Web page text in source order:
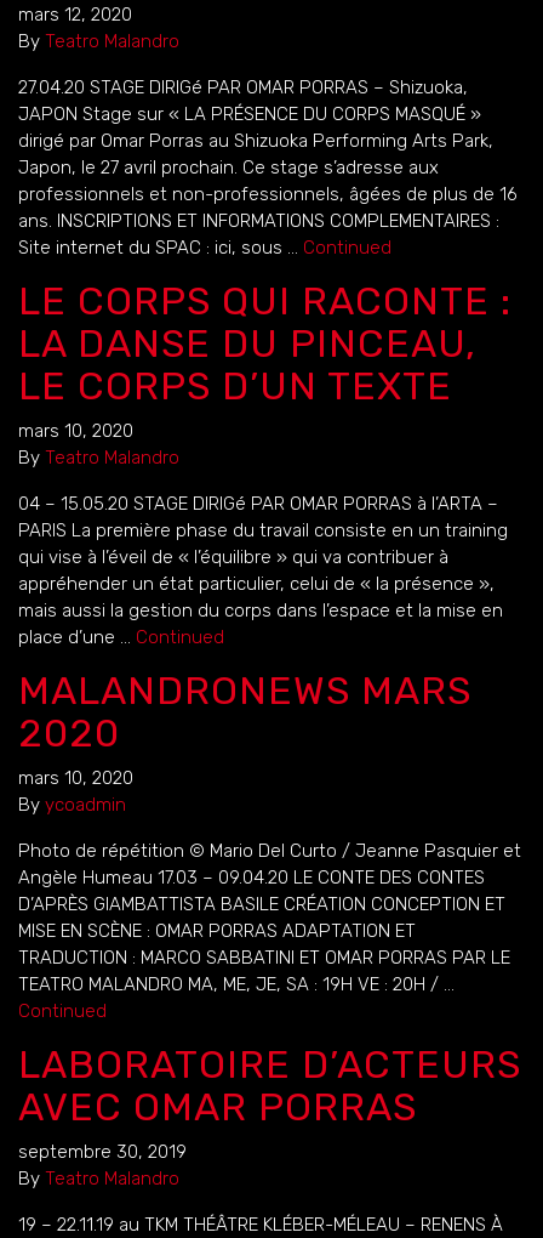
mars 12, 2020
By Teatro Malandro
27.04.20 STAGE DIRIGé PAR OMAR PORRAS – Shizuoka,
JAPON Stage sur « LA PRÉSENCE DU CORPS MASQUÉ »
dirigé par Omar Porras au Shizuoka Performing Arts Park,
Japon, le 27 avril prochain. Ce stage s’adresse aux
professionnels et non-professionnels, âgées de plus de 16
ans. INSCRIPTIONS ET INFORMATIONS COMPLEMENTAIRES :
Site internet du SPAC : ici, sous … Continued
LE CORPS QUI RACONTE :
LA DANSE DU PINCEAU,
LE CORPS D’UN TEXTE
mars 10, 2020
By Teatro Malandro
04 – 15.05.20 STAGE DIRIGé PAR OMAR PORRAS à l’ARTA –
PARIS La première phase du travail consiste en un training
qui vise à l’éveil de « l’équilibre » qui va contribuer à
appréhender un état particulier, celui de « la présence »,
mais aussi la gestion du corps dans l’espace et la mise en
place d’une … Continued
MALANDRONEWS MARS
2020
mars 10, 2020
By ycoadmin
Photo de répétition © Mario Del Curto / Jeanne Pasquier et
Angèle Humeau 17.03 – 09.04.20 LE CONTE DES CONTES
D’APRÈS GIAMBATTISTA BASILE CRÉATION CONCEPTION ET
MISE EN SCÈNE : OMAR PORRAS ADAPTATION ET
TRADUCTION : MARCO SABBATINI ET OMAR PORRAS PAR LE
TEATRO MALANDRO MA, ME, JE, SA : 19H VE : 20H / …
Continued
LABORATOIRE D’ACTEURS
AVEC OMAR PORRAS
septembre 30, 2019
By Teatro Malandro
19 – 22.11.19 au TKM THÉÂTRE KLÉBER-MÉLEAU – RENENS À